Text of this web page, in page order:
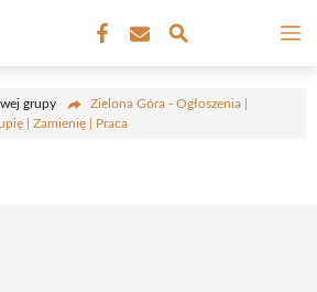
grupy
Zielona Góra - Ogłoszenia |
| Zamienię | Praca